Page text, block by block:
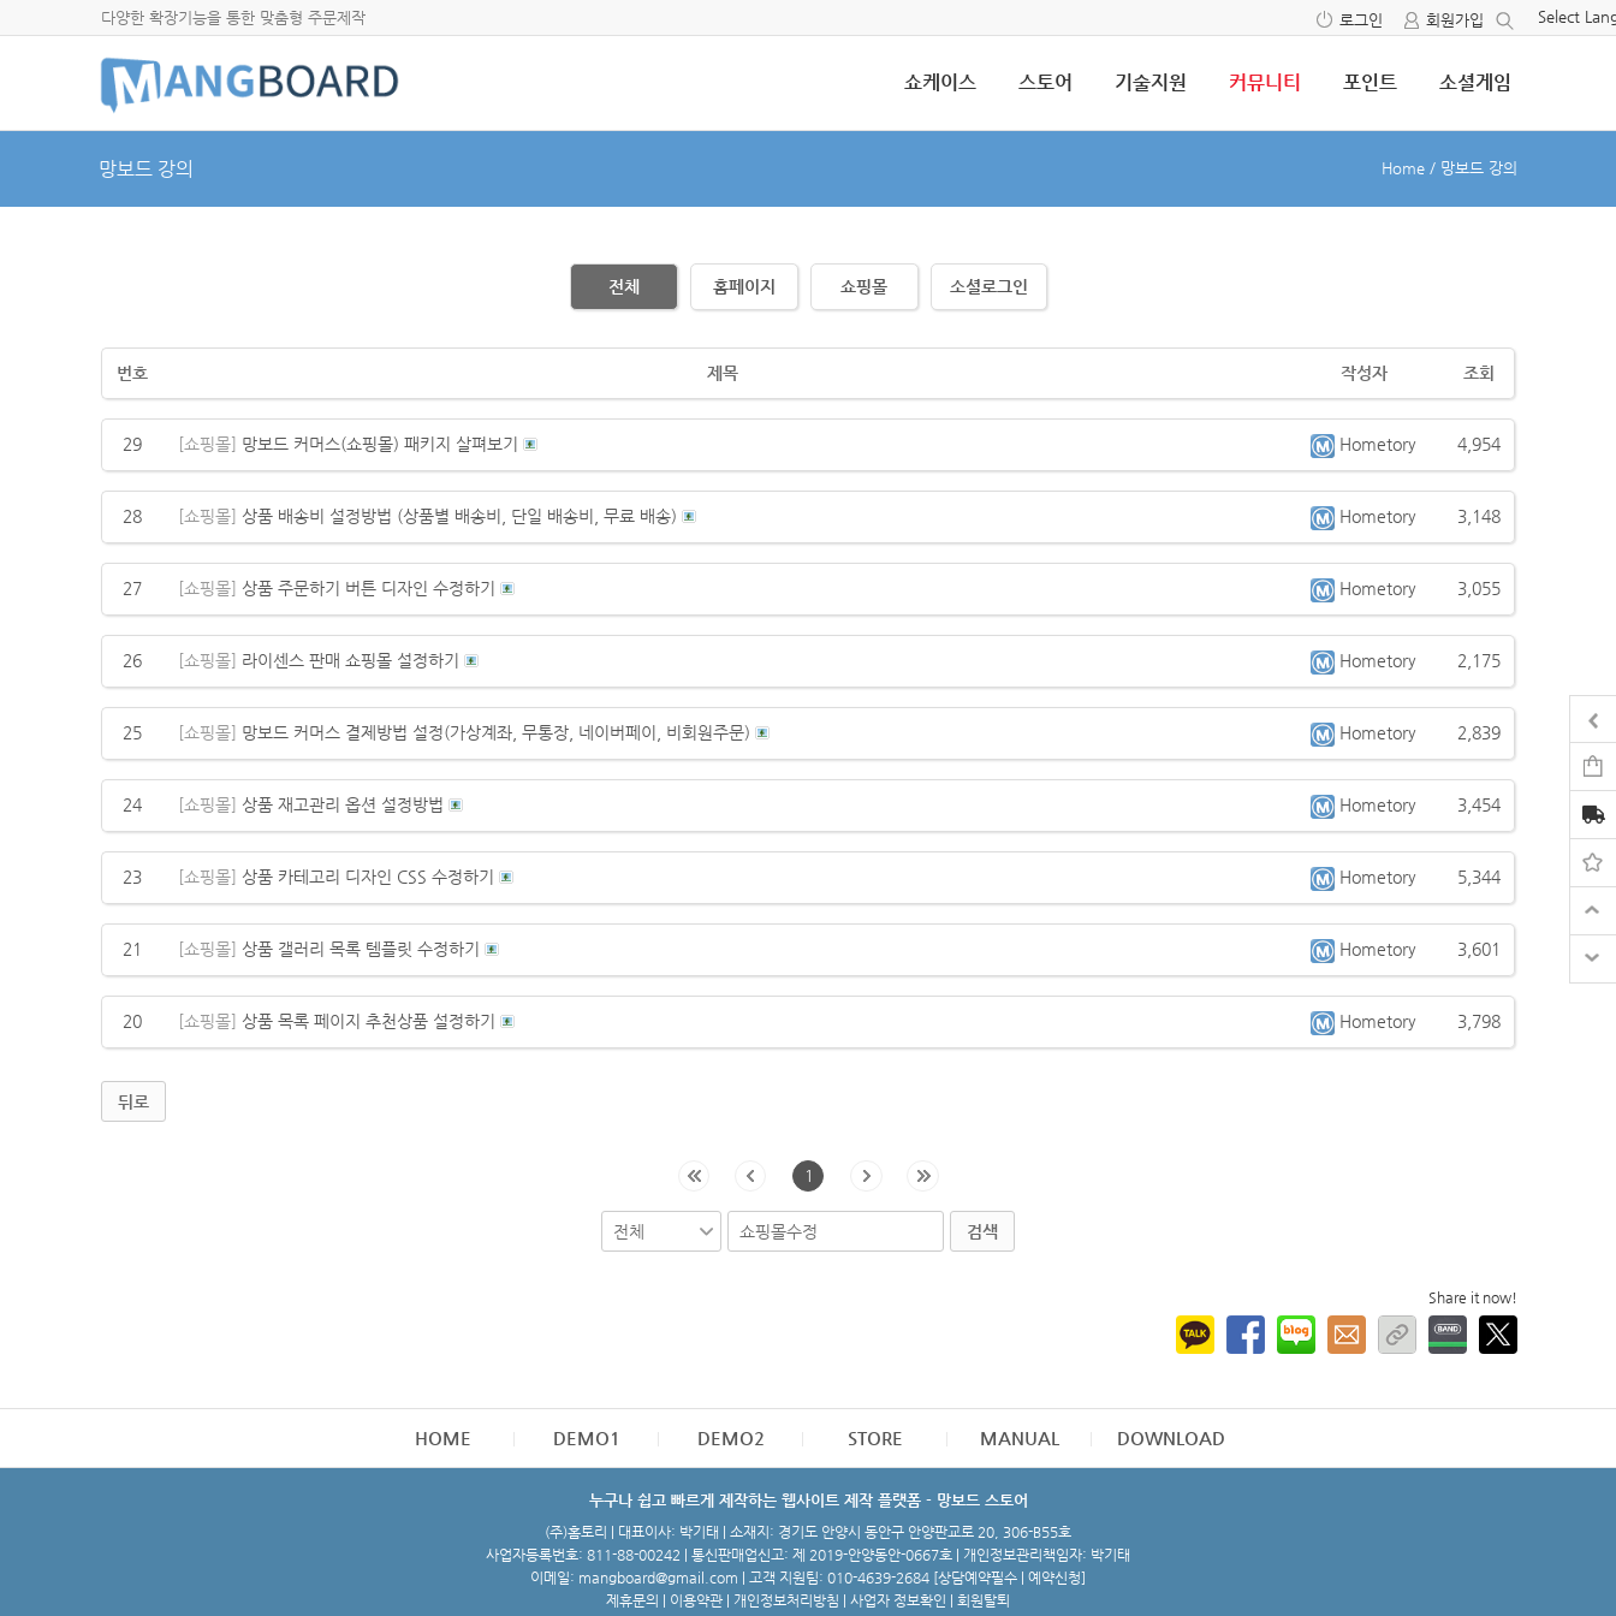
다양한 확장기능을 통한 맞춤형 주문제작 Select
로그인 회원가입
쇼케이스 스토어 기술지원 커뮤니티 포인트 소셜게임
망보드 강의 Home / 망보드 강의
전체 홈페이지 쇼핑몰 소셜로그인
번호 제목 작성자 조회
29 [쇼핑몰] 망보드 커머스(쇼핑몰) 패키지 살펴보기 Hometory 4,954
28 [쇼핑몰] 상품 배송비 설정방법 (상품별 배송비, 단일 배송비, 무료 배송) Hometory 3,148
27 [쇼핑몰] 상품 주문하기 버튼 디자인 수정하기 Hometory 3,055
26 [쇼핑몰] 라이센스 판매 쇼핑몰 설정하기 Hometory 2,175
25 [쇼핑몰] 망보드 커머스 결제방법 설정(가상계좌, 무통장, 네이버페이, 비회원주문) Hometory 2,839
24 [쇼핑몰] 상품 재고관리 옵션 설정방법 Hometory 3,454
23 [쇼핑몰] 상품 카테고리 디자인 CSS 수정하기 Hometory 5,344
21 [쇼핑몰] 상품 갤러리 목록 템플릿 수정하기 Hometory 3,601
20 [쇼핑몰] 상품 목록 페이지 추천상품 설정하기 Hometory 3,798
뒤로
1
검색
Share it now!
HOME DEMO1 DEMO2 STORE MANUAL DOWNLOAD
누구나 쉽고 빠르게 제작하는 웹사이트 제작 플랫폼 - 망보드 스토어
(주)홈토리 | 대표이사: 박기태 | 소재지: 경기도 안양시 동안구 안양판교로 20, 306-B55호
사업자등록번호: 811-88-00242 | 통신판매업신고: 제 2019-안양동안-0667호 | 개인정보관리책임자: 박기태
이메일: mangboard@gmail.com | 고객 지원팀: 010-4639-2684 [상담예약필수 | 예약신청]
제휴문의
이용약관 개인정보처리방침 사업자 정보확인
회원탈퇴